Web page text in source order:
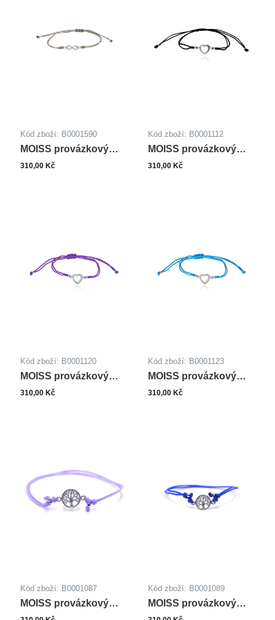
Kód zboží: B0001590
MOISS provázkový
náramek
310,00 Kč
Kód zboží: B0001112
MOISS provázkový
náramek SRDCE
310,00 Kč
Kód zboží: B0001120
MOISS provázkový
náramek SRDCE
310,00 Kč
Kód zboží: B0001123
MOISS provázkový
náramek SRDCE
310,00 Kč
Kód zboží: B0001087
MOISS provázkový
náramek STROM
Kód zboží: B0001089
MOISS provázkový
náramek STROM